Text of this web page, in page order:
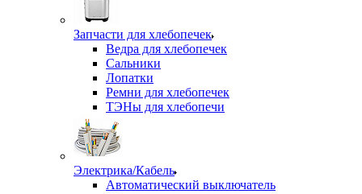
Запчасти для хлебопечек
Ведра для хлебопечек
Сальники
Лопатки
Ремни для хлебопечек
ТЭНы для хлебопечи
Электрика/Кабель
Автоматический выключатель